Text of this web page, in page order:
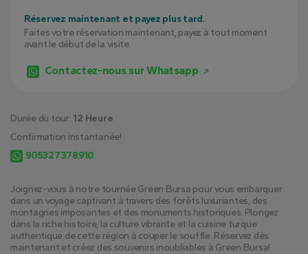
Joignez-vous à notre tournée Green Bursa pour vous embarquer
dans un voyage captivant à travers des forêts luxuriantes, des
montagnes imposantes et des monuments historiques. Plongez
dans la riche histoire, la culture vibrante et la cuisine turque
authentique de cette région à couper le souffle. Réservez dès
maintenant et créez des souvenirs inoubliables à Green Bursa!
Réservez maintenant et payez plus tard.
Faites votre réservation maintenant, payez à tout moment
avant le début de la visite.
Contactez-nous sur Whatsapp
Durée du tour: 12 Heure
Confirmation instantanée!
905327378910